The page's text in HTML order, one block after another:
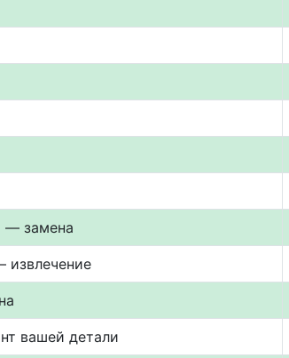
— замена
извлечение
вашей детали